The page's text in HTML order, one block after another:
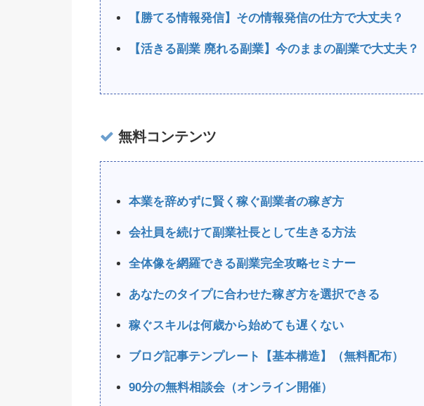
【勝てる情報発信】その情報発信の仕方で大丈夫？
【活きる副業 廃れる副業】今のままの副業で大丈夫？
無料コンテンツ
本業を辞めずに賢く稼ぐ副業者の稼ぎ方
会社員を続けて副業社長として生きる方法
全体像を網羅できる副業完全攻略セミナー
あなたのタイプに合わせた稼ぎ方を選択できる
稼ぐスキルは何歳から始めても遅くない
ブログ記事テンプレート【基本構造】（無料配布）
90分の無料相談会（オンライン開催）